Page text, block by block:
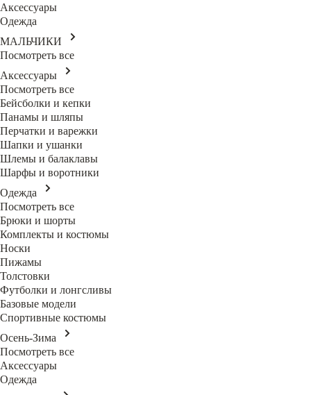
Аксессуары
Одежда
МАЛЬЧИКИ
Посмотреть все
Аксессуары
Посмотреть все
Бейсболки и кепки
Панамы и шляпы
Перчатки и варежки
Шапки и ушанки
Шлемы и балаклавы
Шарфы и воротники
Одежда
Посмотреть все
Брюки и шорты
Комплекты и костюмы
Носки
Пижамы
Толстовки
Футболки и лонгсливы
Базовые модели
Спортивные костюмы
Осень-Зима
Посмотреть все
Аксессуары
Одежда